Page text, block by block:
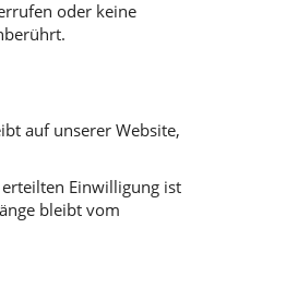
oder keine
auf unserer Website,
Einwilligung ist
bleibt vom